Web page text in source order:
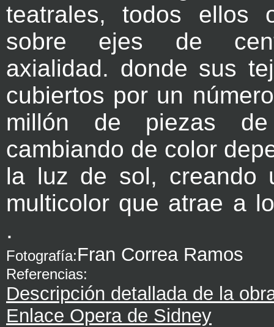
teatrales, todos ellos
sobre ejes de
axialidad. donde sus
cubiertos por un
millón de piezas de
cambiando de color
la luz de sol, creando
multicolor que atrae a
.
Fotografía:Fran Correa Ramos
Referencias:
Descripción detallada de la
Enlace Opera de Sidney